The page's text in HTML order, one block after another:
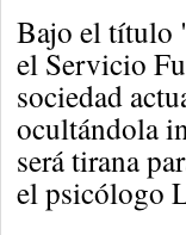
Bajo el título
el Servicio
sociedad
ocultándola
será tirana
el psicólogo